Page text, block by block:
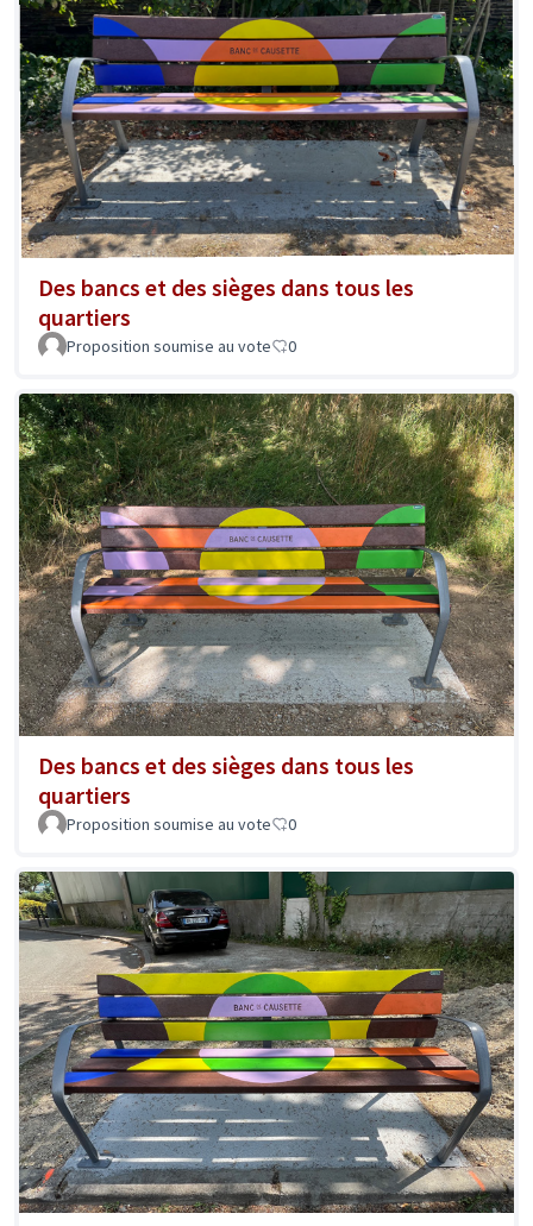
Des bancs et des sièges dans tous les
quartiers
Proposition soumise au vote 0
Des bancs et des sièges dans tous les
quartiers
Proposition soumise au vote 0